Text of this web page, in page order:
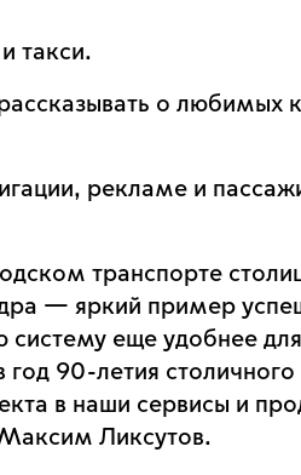
такси.
о любимых
рекламе и
транспорте
— яркий пример
систему еще удобнее
год 90-летия
в наши сервисы и
Ликсутов.